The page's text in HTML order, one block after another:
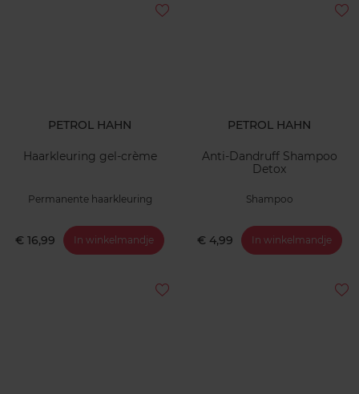
PETROL HAHN
Haarkleuring gel-crème
Permanente haarkleuring
€ 16,99 In winkelmandje
PETROL HAHN
Anti-Dandruff Shampoo
Detox
Shampoo
€ 4,99 In winkelmandje